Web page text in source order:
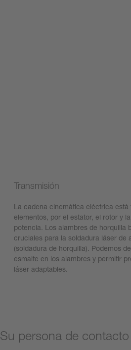
Transmisión
La cadena cinemática eléctrica
elementos, por el estator, el rotor y
potencia. Los alambres de horquilla
cruciales para la soldadura láser de
(soldadura de horquilla). Podemos
esmalte en los alambres y permitir
láser adaptables.
Su persona de contacto